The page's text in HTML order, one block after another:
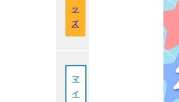
ッ
ズ
マ
イ